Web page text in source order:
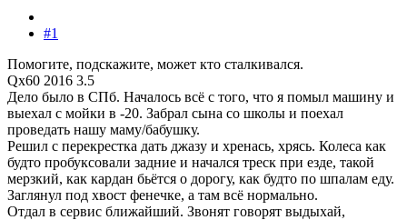
#1
Помогите, подскажите, может кто сталкивался.
Qx60 2016 3.5
Дело было в СПб. Началось всё с того, что я помыл машину и
выехал с мойки в -20. Забрал сына со школы и поехал
проведать нашу маму/бабушку.
Решил с перекрестка дать джазу и хренась, хрясь. Колеса как
будто пробуксовали задние и начался треск при езде, такой
мерзкий, как кардан бьётся о дорогу, как будто по шпалам еду.
Заглянул под хвост фенечке, а там всё нормально.
Отдал в сервис ближайший. Звонят говорят выдыхай,